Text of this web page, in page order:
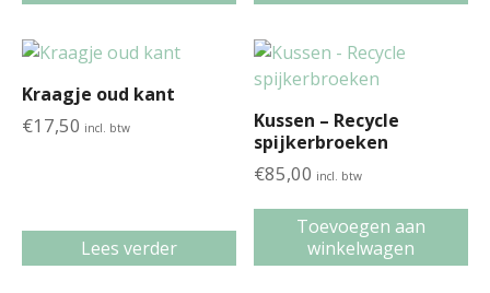
Kraagje oud kant
€17,50 incl. btw
Lees verder
Kussen – Recycle
spijkerbroeken
€85,00 incl. btw
Toevoegen aan
winkelwagen